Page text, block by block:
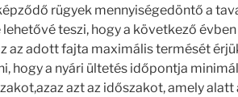
rügyek mennyiségedöntő a
teszi, hogy a következő évben
az adott fajta maximális termését
hogy a nyári ültetés időpontja
azt az időszakot, amely